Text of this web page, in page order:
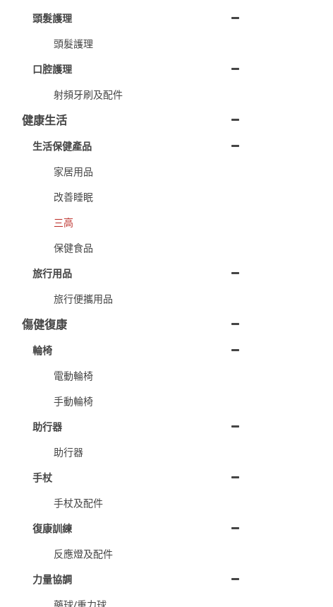
頭髮護理
頭髮護理
口腔護理
射頻牙刷及配件
健康生活
生活保健產品
家居用品
改善睡眠
三高
保健食品
旅行用品
旅行便攜用品
傷健復康
輪椅
電動輪椅
手動輪椅
助行器
助行器
手杖
手杖及配件
復康訓練
反應燈及配件
力量協調